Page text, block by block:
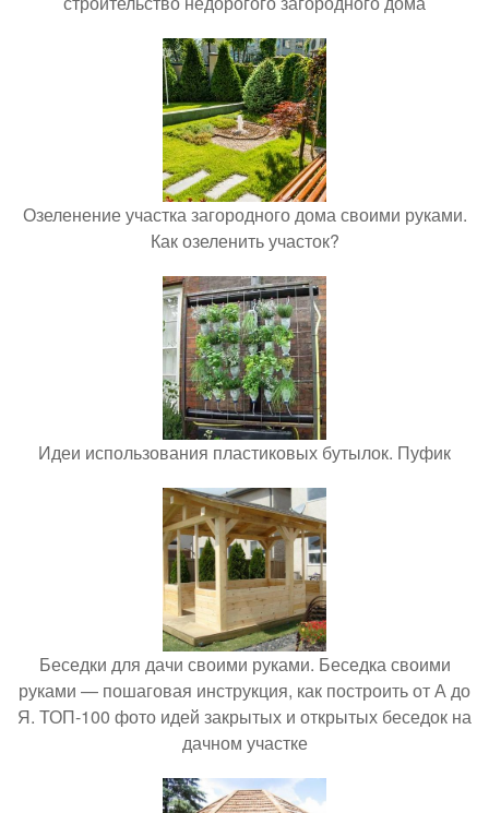
Озеленение участка загородного дома своими руками.
Как озеленить участок?
Идеи использования пластиковых бутылок. Пуфик
Беседки для дачи своими руками. Беседка своими
руками — пошаговая инструкция, как построить от А до
Я. ТОП-100 фото идей закрытых и открытых беседок на
дачном участке